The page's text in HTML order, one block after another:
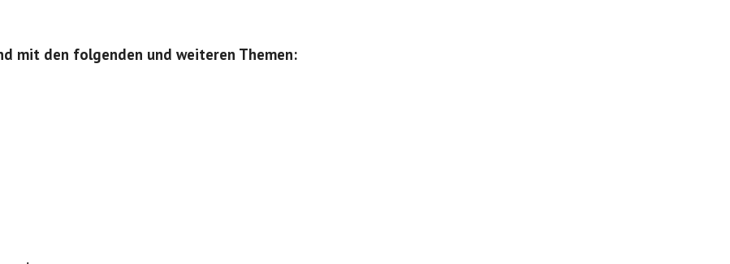
mit den folgenden und weiteren Themen: